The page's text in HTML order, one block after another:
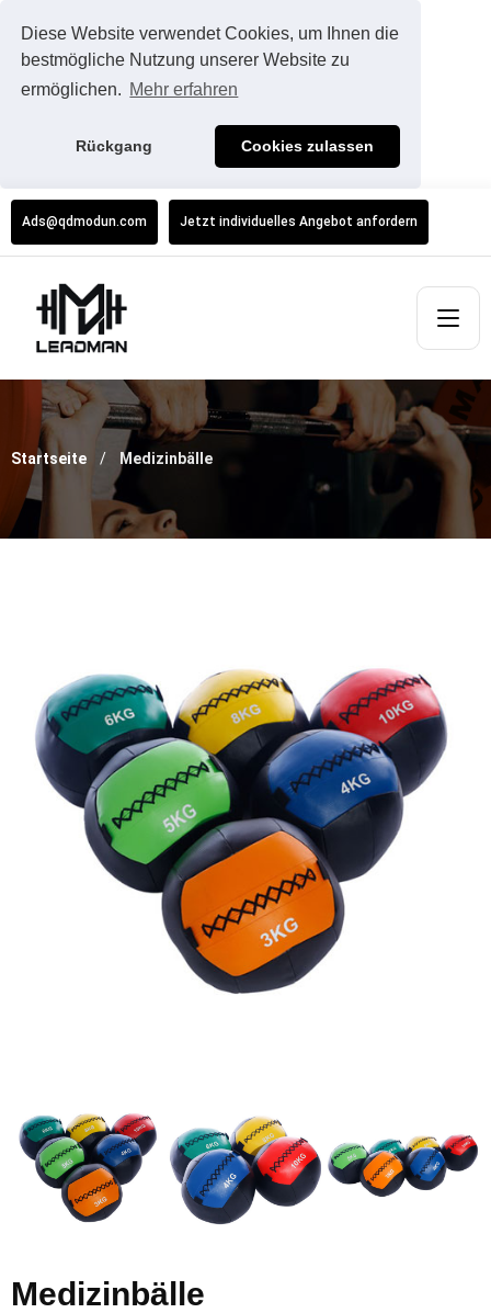
Diese Website verwendet Cookies, um Ihnen die
bestmögliche Nutzung unserer Website zu
ermöglichen. Mehr erfahren
Rückgang Cookies zulassen
Ads@qdmodun.com Jetzt individuelles Angebot anfordern
Startseite Medizinbälle
Medizinbälle